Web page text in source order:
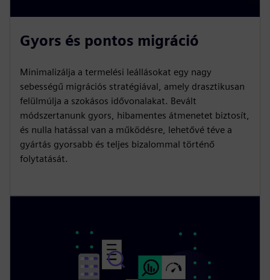
Gyors és pontos migráció
Minimalizálja a termelési leállásokat egy nagy
sebességű migrációs stratégiával, amely drasztikusan
felülmúlja a szokásos idővonalakat. Bevált
módszertanunk gyors, hibamentes átmenetet biztosít,
és nulla hatással van a működésre, lehetővé téve a
gyártás gyorsabb és teljes bizalommal történő
folytatását.